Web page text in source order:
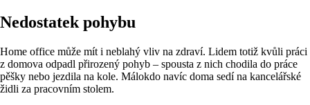
Nedostatek pohybu
Home office může mít i neblahý vliv na zdraví. Lidem totiž kvůli práci
z domova odpadl přirozený pohyb – spousta z nich chodila do práce
pěšky nebo jezdila na kole. Málokdo navíc doma sedí na kancelářské
židli za pracovním stolem.